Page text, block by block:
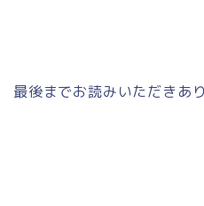
最後までお読みいただきあ